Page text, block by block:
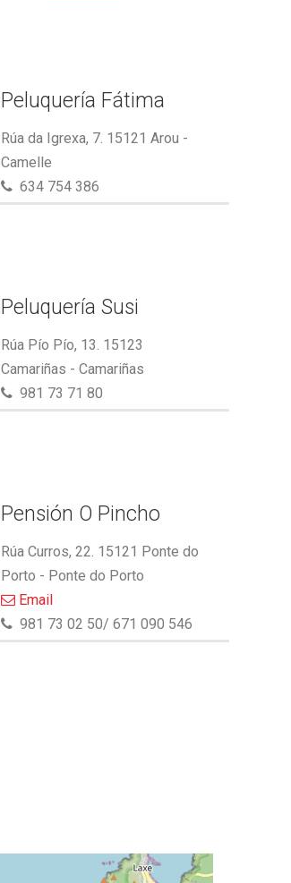
Peluquería Fátima
Rúa da Igrexa, 7. 15121 Arou -
Camelle
634 754 386
Peluquería Susi
Rúa Pío Pío, 13. 15123
Camariñas - Camariñas
981 73 71 80
Pensión O Pincho
Rúa Curros, 22. 15121 Ponte do
Porto - Ponte do Porto
Email
981 73 02 50/ 671 090 546